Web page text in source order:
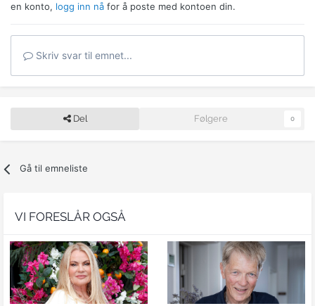
en konto, logg inn nå for å poste med kontoen din.
Skriv svar til emnet...
Del Følgere 0
Gå til emneliste
VI FORESLÅR OGSÅ